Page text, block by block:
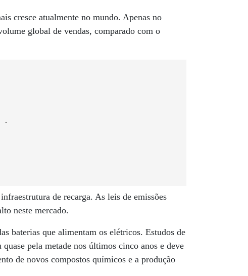
cresce atualmente no mundo. Apenas no
global de vendas, comparado com o
de recarga. As leis de emissões
neste mercado.
baterias que alimentam os elétricos. Estudos de
pela metade nos últimos cinco anos e deve
de novos compostos químicos e a produção